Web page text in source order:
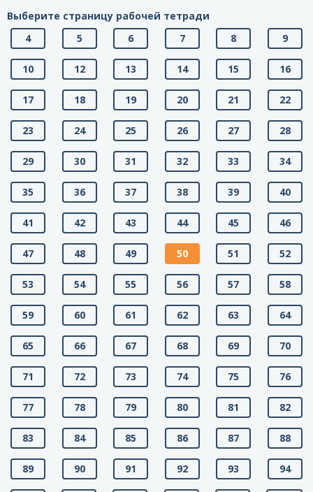
Выберите страницу рабочей тетради
4
5 6 7 8 9
10 12 13 14 15 16
17 18 19 20 21 22
23 24 25 26 27 28
29 30 31 32 33 34
35 36 37 38 39 40
41 42 43 44 45 46
47 48 49 50 51 52
53 54 55 56 57 58
59 60 61 62 63 64
65 66 67 68 69 70
71 72 73 74 75 76
77 78 79 80 81 82
83 84 85 86 87 88
89 90 91 92 93 94